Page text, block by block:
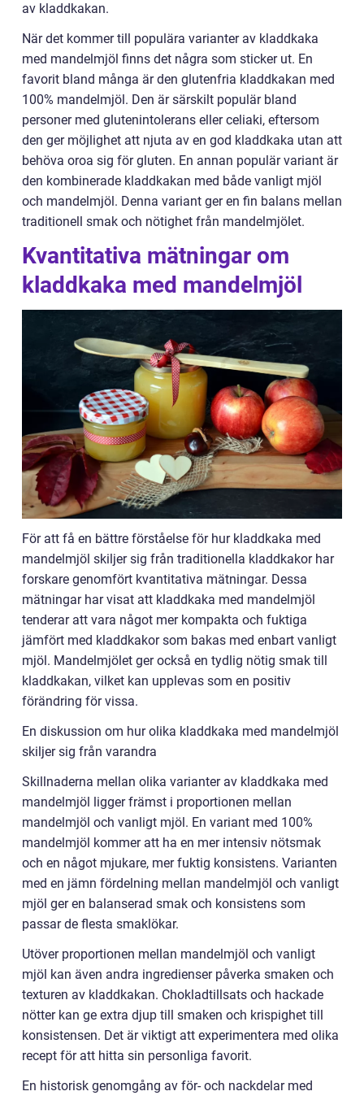
av kladdkakan.
När det kommer till populära varianter av kladdkaka
med mandelmjöl finns det några som sticker ut. En
favorit bland många är den glutenfria kladdkakan med
100% mandelmjöl. Den är särskilt populär bland
personer med glutenintolerans eller celiaki, eftersom
den ger möjlighet att njuta av en god kladdkaka utan att
behöva oroa sig för gluten. En annan populär variant är
den kombinerade kladdkakan med både vanligt mjöl
och mandelmjöl. Denna variant ger en fin balans mellan
traditionell smak och nötighet från mandelmjölet.
Kvantitativa mätningar om
kladdkaka med mandelmjöl
För att få en bättre förståelse för hur kladdkaka med
mandelmjöl skiljer sig från traditionella kladdkakor har
forskare genomfört kvantitativa mätningar. Dessa
mätningar har visat att kladdkaka med mandelmjöl
tenderar att vara något mer kompakta och fuktiga
jämfört med kladdkakor som bakas med enbart vanligt
mjöl. Mandelmjölet ger också en tydlig nötig smak till
kladdkakan, vilket kan upplevas som en positiv
förändring för vissa.
En diskussion om hur olika kladdkaka med mandelmjöl
skiljer sig från varandra
Skillnaderna mellan olika varianter av kladdkaka med
mandelmjöl ligger främst i proportionen mellan
mandelmjöl och vanligt mjöl. En variant med 100%
mandelmjöl kommer att ha en mer intensiv nötsmak
och en något mjukare, mer fuktig konsistens. Varianten
med en jämn fördelning mellan mandelmjöl och vanligt
mjöl ger en balanserad smak och konsistens som
passar de flesta smaklökar.
Utöver proportionen mellan mandelmjöl och vanligt
mjöl kan även andra ingredienser påverka smaken och
texturen av kladdkakan. Chokladtillsats och hackade
nötter kan ge extra djup till smaken och krispighet till
konsistensen. Det är viktigt att experimentera med olika
recept för att hitta sin personliga favorit.
En historisk genomgång av för- och nackdelar med